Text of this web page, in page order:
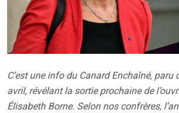
C’est une info du Canard Enchaîné, paru
avril, révélant la sortie prochaine de
Élisabeth Borne. Selon nos confrères,